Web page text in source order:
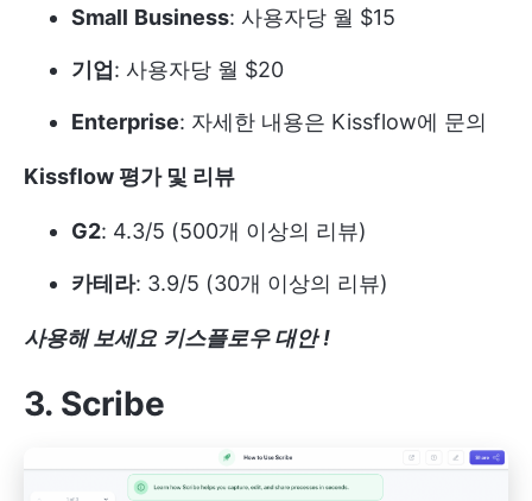
Small Business: 사용자당 월 $15
기업 : 사용자당 월 $20
Enterprise: 자세한 내용은 Kissflow에 문의
Kissflow 평가 및 리뷰
G2: 4.3/5 (500개 이상의 리뷰)
카테라: 3.9/5 (30개 이상의 리뷰)
사용해 보세요 키스플로우 대안 !
3. Scribe